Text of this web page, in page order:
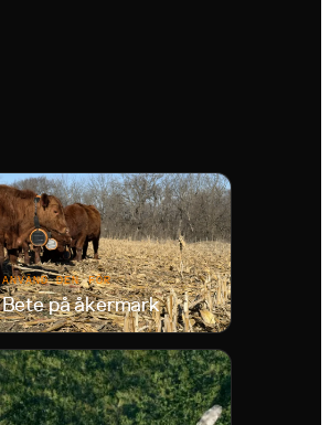
ANVÄND DEN FÖR
Bete på åkermark